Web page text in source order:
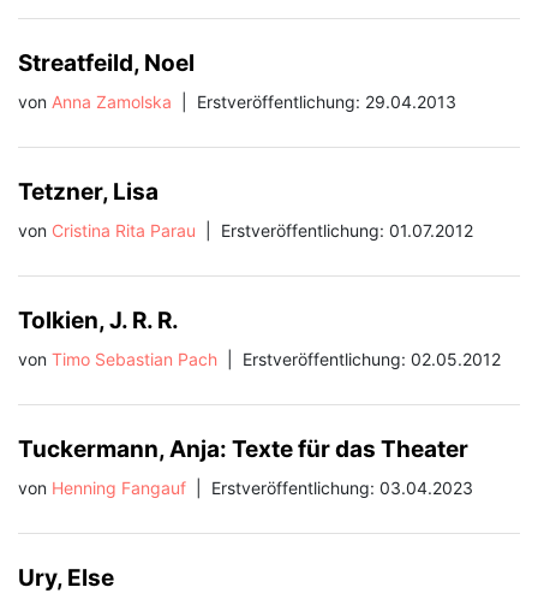
Streatfeild, Noel
von Anna Zamolska Erstveröffentlichung: 29.04.2013
Tetzner, Lisa
von Cristina Rita Parau Erstveröffentlichung: 01.07.2012
Tolkien, J. R. R.
von Timo Sebastian Pach Erstveröffentlichung: 02.05.2012
Tuckermann, Anja: Texte für das Theater
von Henning Fangauf Erstveröffentlichung: 03.04.2023
Ury, Else